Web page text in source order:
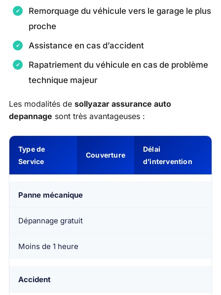
Remorquage du véhicule vers le garage le plus
proche
Assistance en cas d’accident
Rapatriement du véhicule en cas de problème
technique majeur
Les modalités de sollyazar assurance auto
depannage sont très avantageuses :
Type de
Service
Couverture
Délai
d’intervention
Panne mécanique
Dépannage gratuit
Moins de 1 heure
Accident